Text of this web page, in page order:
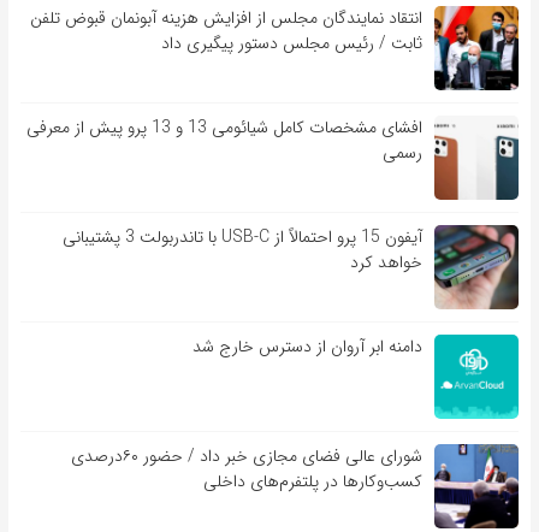
انتقاد نمایندگان مجلس از افزایش هزینه آبونمان قبوض تلفن
ثابت / رئیس مجلس دستور پیگیری داد
افشای مشخصات کامل شیائومی 13 و 13 پرو پیش از معرفی
رسمی
آیفون 15 پرو احتمالاً از USB-C با تاندربولت 3 پشتیبانی
خواهد کرد
دامنه ابر آروان از دسترس خارج شد
شورای عالی فضای مجازی خبر داد / حضور ۶۰درصدی
کسب‌و‌کارها در پلتفرم‌های داخلی